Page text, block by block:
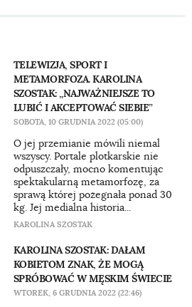
TELEWIZJA, SPORT I
METAMORFOZA. KAROLINA
SZOSTAK: „NAJWAŻNIEJSZE TO
LUBIĆ I AKCEPTOWAĆ SIEBIE”
SOBOTA, 10 GRUDNIA 2022 (05:00)
O jej przemianie mówili niemal
wszyscy. Portale plotkarskie nie
odpuszczały, mocno komentując
spektakularną metamorfozę, za
sprawą której pożegnała ponad 30
kg. Jej medialna historia...
KAROLINA SZOSTAK
KAROLINA SZOSTAK: DAŁAM
KOBIETOM ZNAK, ŻE MOGĄ
SPRÓBOWAĆ W MĘSKIM ŚWIECIE
WTOREK, 6 GRUDNIA 2022 (22:46)